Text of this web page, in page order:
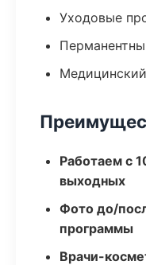
Уходовые
Работаем с
выходных
Фото до/
программы
Врачи-